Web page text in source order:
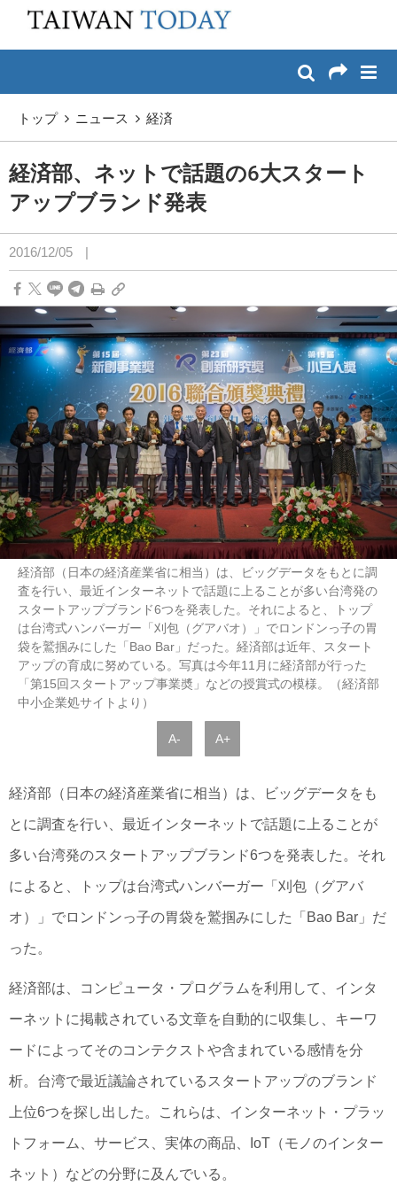
メイン コンテンツへスキップ
トップ ニュース 経済
経済部、ネットで話題の6大スタート
アップブランド発表
2016/12/05 |
経済部（日本の経済産業省に相当）は、ビッグデータをもとに調
査を行い、最近インターネットで話題に上ることが多い台湾発の
スタートアップブランド6つを発表した。それによると、トップ
は台湾式ハンバーガー「刈包（グアバオ）」でロンドンっ子の胃
袋を鷲掴みにした「Bao Bar」だった。経済部は近年、スタート
アップの育成に努めている。写真は今年11月に経済部が行った
「第15回スタートアップ事業奬」などの授賞式の模様。（経済部
中小企業処サイトより）
A- A+
経済部（日本の経済産業省に相当）は、ビッグデータをも
とに調査を行い、最近インターネットで話題に上ることが
多い台湾発のスタートアップブランド6つを発表した。それ
によると、トップは台湾式ハンバーガー「刈包（グアバ
オ）」でロンドンっ子の胃袋を鷲掴みにした「Bao Bar」だ
った。
経済部は、コンピュータ・プログラムを利用して、インタ
ーネットに掲載されている文章を自動的に収集し、キーワ
ードによってそのコンテクストや含まれている感情を分
析。台湾で最近議論されているスタートアップのブランド
上位6つを探し出した。これらは、インターネット・プラッ
トフォーム、サービス、実体の商品、IoT（モノのインター
ネット）などの分野に及んでいる。